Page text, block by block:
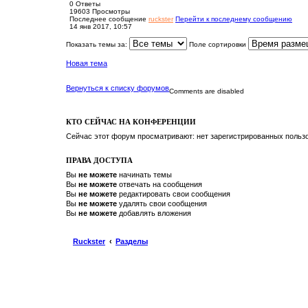
0 Ответы
19603 Просмотры
Последнее сообщение ruckster Перейти к последнему сообщению
14 янв 2017, 10:57
Показать темы за: Поле сортировки
Новая тема
Вернуться к списку форумовComments are disabled
КТО СЕЙЧАС НА КОНФЕРЕНЦИИ
Сейчас этот форум просматривают: нет зарегистрированных
ПРАВА ДОСТУПА
Вы не можете начинать темы
Вы не можете отвечать на сообщения
Вы не можете редактировать свои сообщения
Вы не можете удалять свои сообщения
Вы не можете добавлять вложения
Ruckster Разделы